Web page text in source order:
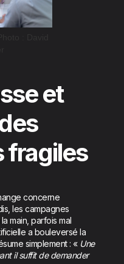
et
fragiles
concerne
les campagnes
main, parfois mal
a bouleversé la
simplement : « Une
il suffit de demander